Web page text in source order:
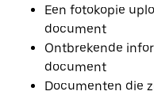
Een fotokopie
document
Ontbrekende
document
Documenten die